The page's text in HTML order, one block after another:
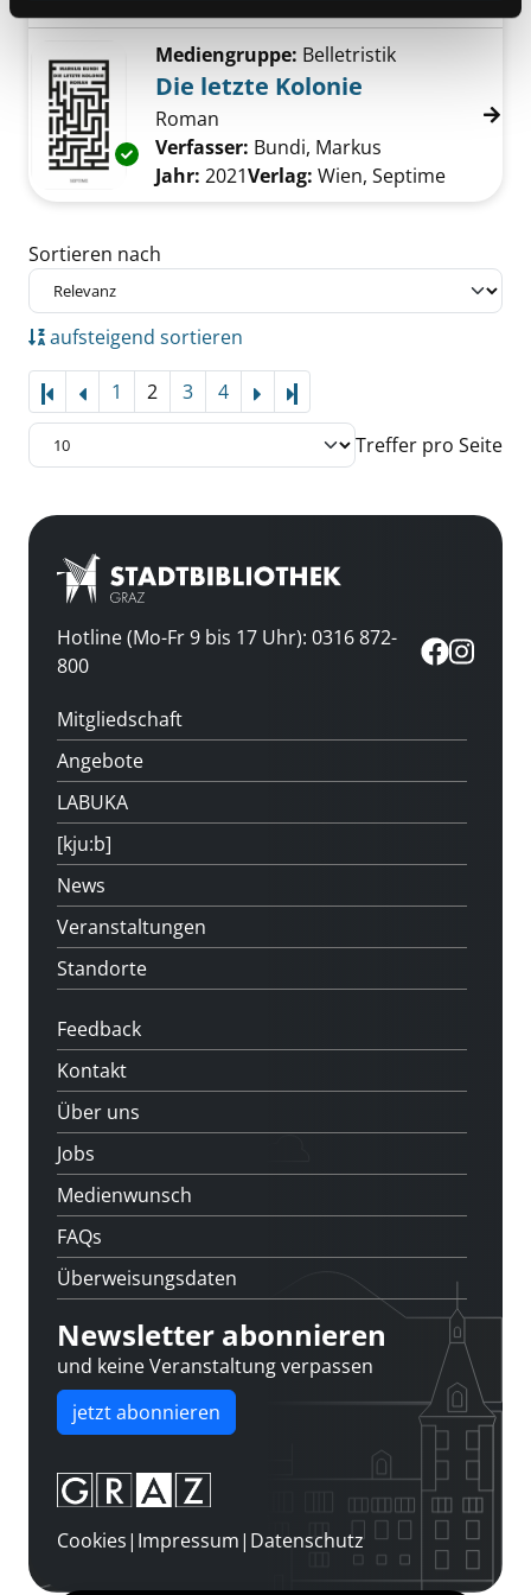
Exemplar-Details von Die letzte Kolonie
Mediengruppe: Belletristik
Die letzte Kolonie
Roman
Verfasser: Bundi, Markus
Jahr: 2021Verlag: Wien, Septime
Zu den Suchfiltern springen
Sortieren nach
aufsteigend sortieren
1 2 3 4
Treffer pro Seite
Hotline (Mo-Fr 9 bis 17 Uhr): 0316 872-
800
Mitgliedschaft
Angebote
LABUKA
[kju:b]
News
Veranstaltungen
Standorte
Feedback
Kontakt
Über uns
Jobs
Medienwunsch
FAQs
Überweisungsdaten
Newsletter abonnieren
und keine Veranstaltung verpassen
jetzt abonnieren
Cookies| Impressum| Datenschutz